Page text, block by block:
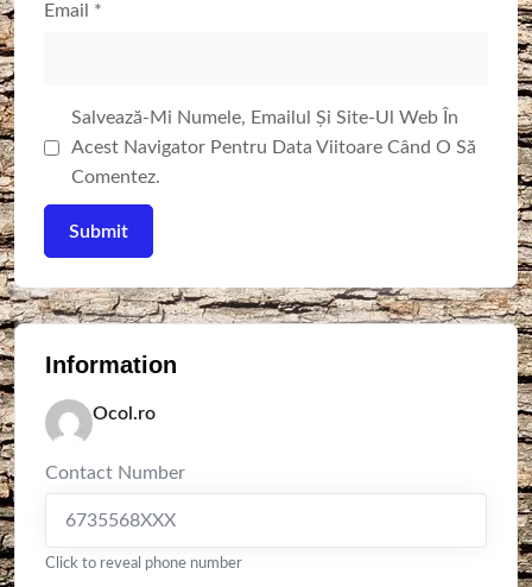
Email *
Salvează-Mi Numele, Emailul Și Site-Ul Web În
Acest Navigator Pentru Data Viitoare Când O Să
Comentez.
Information
Ocol.ro
Contact Number
6735568XXX
Click to reveal phone number